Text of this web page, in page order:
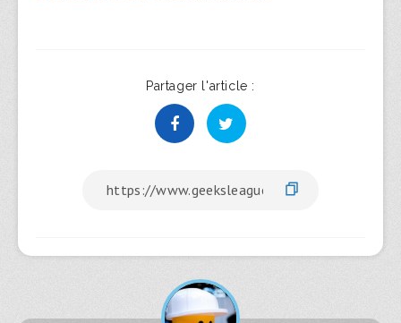
Partager l'article :